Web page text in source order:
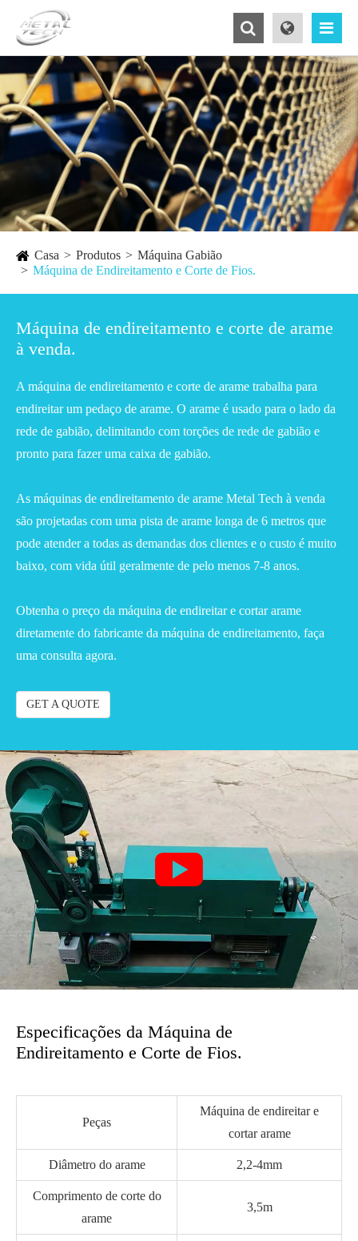
Casa Produtos
Máquina Gabião
Máquina de Endireitamento e Corte de Fios.
Máquina de endireitamento e corte de arame
à venda.
A máquina de endireitamento e corte de arame trabalha para
endireitar um pedaço de arame. O arame é usado para o lado da
rede de gabião, delimitando com torções de rede de gabião e
pronto para fazer uma caixa de gabião.
As máquinas de endireitamento de arame Metal Tech à venda
são projetadas com uma pista de arame longa de 6 metros que
pode atender a todas as demandas dos clientes e o custo é muito
baixo, com vida útil geralmente de pelo menos 7-8 anos.
Obtenha o preço da máquina de endireitar e cortar arame
diretamente do fabricante da máquina de endireitamento, faça
uma consulta agora.
GET A QUOTE

Especificações da Máquina de
Endireitamento e Corte de Fios.
Peças
Máquina de endireitar e
cortar arame
Diâmetro do arame 2,2-4mm
Comprimento de corte do
arame
3,5m